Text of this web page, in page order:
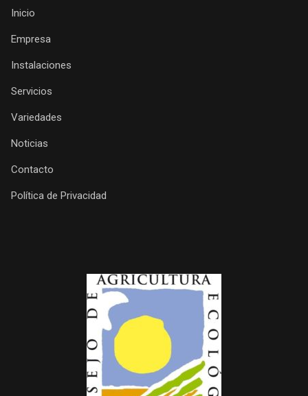
Inicio
Empresa
Instalaciones
Servicios
Variedades
Noticias
Contacto
Política de Privacidad